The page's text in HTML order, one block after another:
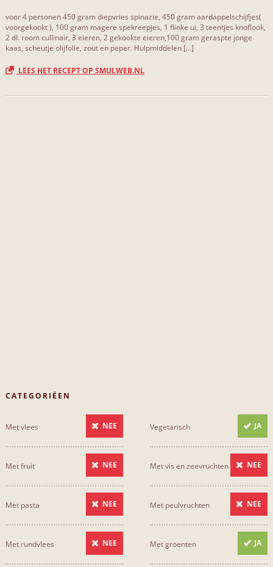
voor 4 personen 450 gram diepvries spinazie, 450 gram aardappelschijfjes(
voorgekookt ), 100 gram magere spekreepjes, 1 flinke ui, 3 teentjes knoflook,
2 dl. room cullinair, 3 eieren, 2 gekookte eieren,100 gram geraspte jonge
kaas, scheutje olijfolie, zout en peper. Hulpmiddelen [...]
LEES HET RECEPT OP SMULWEB.NL
CATEGORIËEN
Vegetarisch JA
Met vlees NEE
Met vis en zeevruchten NEE
Met fruit NEE
Met peulvruchten NEE
Met pasta NEE
Met groenten JA
Met rundvlees NEE